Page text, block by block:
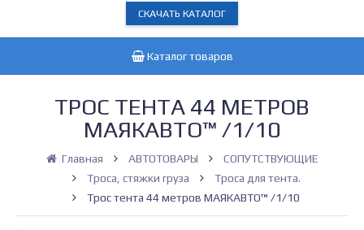
СКАЧАТЬ КАТАЛОГ
Каталог товаров
ТРОС ТЕНТА 44 МЕТРОВ
МАЯКАВТО™ /1/10
Главная АВТОТОВАРЫ
СОПУТСТВУЮЩИЕ
Троса, стяжки груза
Троса для тента.
Трос тента 44 метров МАЯКАВТО™ /1/10